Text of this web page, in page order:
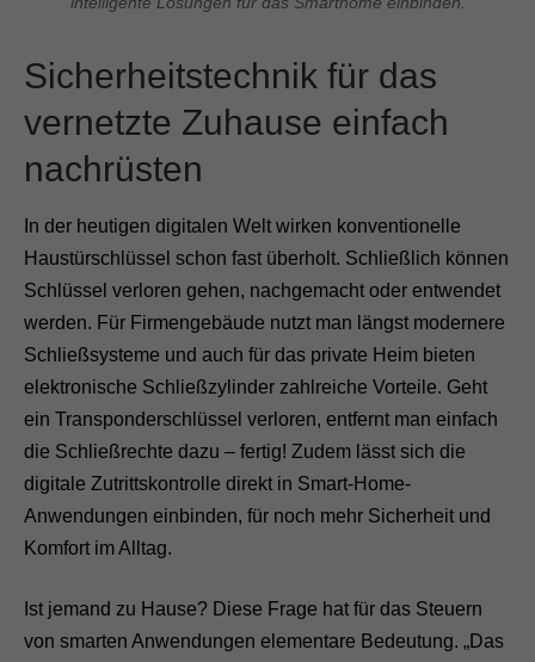
Sicherheitstechnik für das
vernetzte Zuhause einfach
nachrüsten
In der heutigen digitalen Welt wirken konventionelle
Haustürschlüssel schon fast überholt. Schließlich können
Schlüssel verloren gehen, nachgemacht oder entwendet
werden. Für Firmengebäude nutzt man längst modernere
Schließsysteme und auch für das private Heim bieten
elektronische Schließzylinder zahlreiche Vorteile. Geht
ein Transponderschlüssel verloren, entfernt man einfach
die Schließrechte dazu – fertig! Zudem lässt sich die
digitale Zutrittskontrolle direkt in Smart-Home-
Anwendungen einbinden, für noch mehr Sicherheit und
Komfort im Alltag.
Ist jemand zu Hause? Diese Frage hat für das Steuern
von smarten Anwendungen elementare Bedeutung. „Das